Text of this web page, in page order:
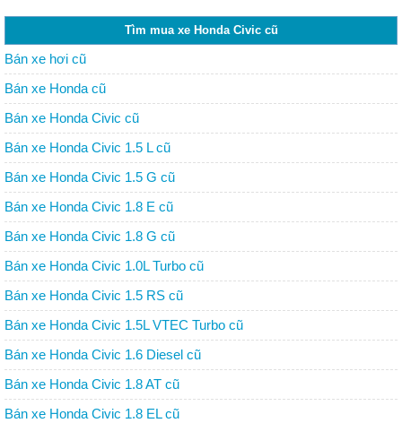
Tìm mua xe Honda Civic cũ
Bán xe hơi cũ
Bán xe Honda cũ
Bán xe Honda Civic cũ
Bán xe Honda Civic 1.5 L cũ
Bán xe Honda Civic 1.5 G cũ
Bán xe Honda Civic 1.8 E cũ
Bán xe Honda Civic 1.8 G cũ
Bán xe Honda Civic 1.0L Turbo cũ
Bán xe Honda Civic 1.5 RS cũ
Bán xe Honda Civic 1.5L VTEC Turbo cũ
Bán xe Honda Civic 1.6 Diesel cũ
Bán xe Honda Civic 1.8 AT cũ
Bán xe Honda Civic 1.8 EL cũ